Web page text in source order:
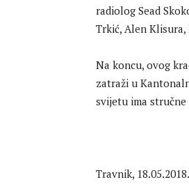
radiolog Sead
Trkić, Alen Klisura,
Na koncu, ovog
zatraži u
svijetu ima stručne
Travnik,